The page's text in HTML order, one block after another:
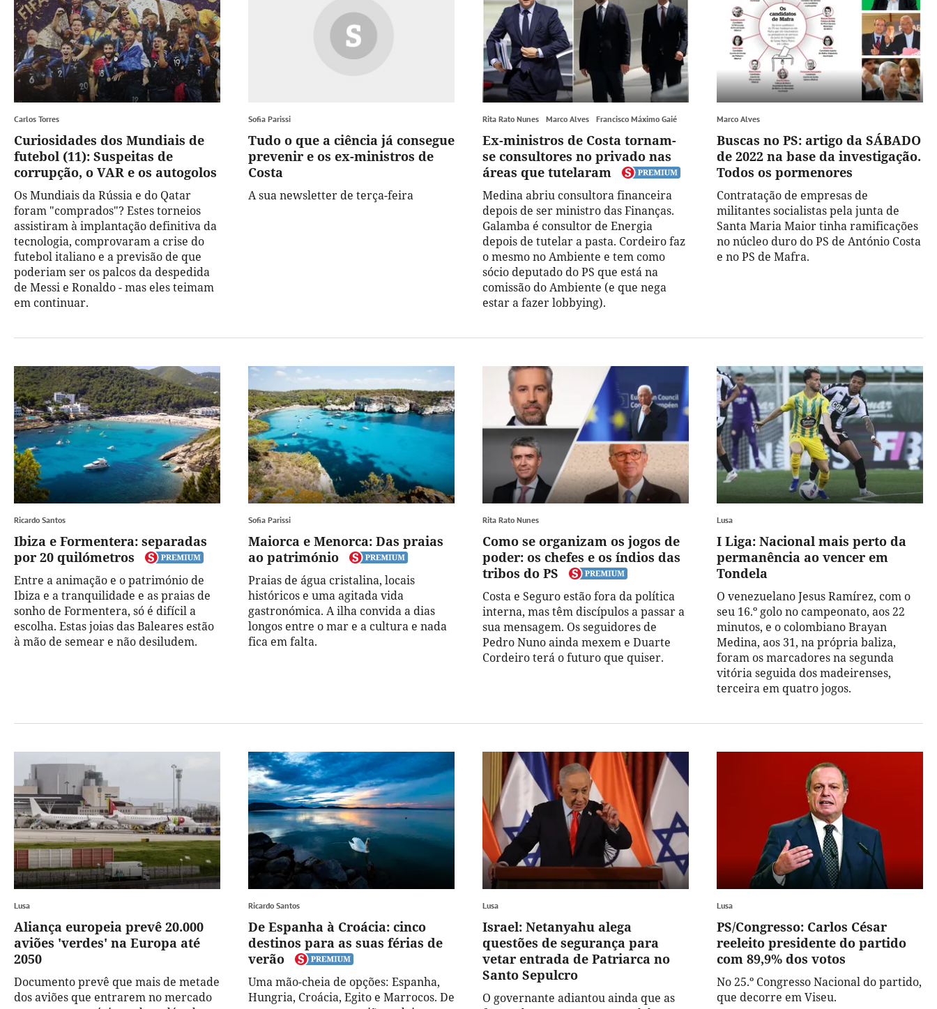
Carlos Torres
Curiosidades dos Mundiais de
futebol (11): Suspeitas de
corrupção, o VAR e os autogolos
Os Mundiais da Rússia e do Qatar
foram "comprados"? Estes torneios
assistiram à implantação definitiva da
tecnologia, comprovaram a crise do
futebol italiano e a previsão de que
poderiam ser os palcos da despedida
de Messi e Ronaldo - mas eles teimam
em continuar.
Sofia Parissi
Tudo o que a ciência já consegue
prevenir e os ex-ministros de
Costa
A sua newsletter de terça-feira
Rita Rato Nunes Marco Alves Francisco Máximo Gaié
Ex-ministros de Costa tornam-
se consultores no privado nas
áreas que tutelaram
Medina abriu consultora financeira
depois de ser ministro das Finanças.
Galamba é consultor de Energia
depois de tutelar a pasta. Cordeiro faz
o mesmo no Ambiente e tem como
sócio deputado do PS que está na
comissão do Ambiente (e que nega
estar a fazer lobbying).
Marco Alves
Buscas no PS: artigo da SÁBADO
de 2022 na base da investigação.
Todos os pormenores
Contratação de empresas de
militantes socialistas pela junta de
Santa Maria Maior tinha ramificações
no núcleo duro do PS de António Costa
e no PS de Mafra.
Ricardo Santos
Ibiza e Formentera: separadas
por 20 quilómetros
Entre a animação e o património de
Ibiza e a tranquilidade e as praias de
sonho de Formentera, só é difícil a
escolha. Estas joias das Baleares estão
à mão de semear e não desiludem.
Sofia Parissi
Maiorca e Menorca: Das praias
ao património
Praias de água cristalina, locais
históricos e uma agitada vida
gastronómica. A ilha convida a dias
longos entre o mar e a cultura e nada
fica em falta.
Rita Rato Nunes
Como se organizam os jogos de
poder: os chefes e os índios das
tribos do PS
Costa e Seguro estão fora da política
interna, mas têm discípulos a passar a
sua mensagem. Os seguidores de
Pedro Nuno ainda mexem e Duarte
Cordeiro terá o futuro que quiser.
Lusa
I Liga: Nacional mais perto da
permanência ao vencer em
Tondela
O venezuelano Jesus Ramírez, com o
seu 16.º golo no campeonato, aos 22
minutos, e o colombiano Brayan
Medina, aos 31, na própria baliza,
foram os marcadores na segunda
vitória seguida dos madeirenses,
terceira em quatro jogos.
Lusa
Aliança europeia prevê 20.000
aviões 'verdes' na Europa até
2050
Documento prevê que mais de metade
dos aviões que entrarem no mercado
Ricardo Santos
De Espanha à Croácia: cinco
destinos para as suas férias de
verão
Uma mão-cheia de opções: Espanha,
Hungria, Croácia, Egito e Marrocos. De
Lusa
Israel: Netanyahu alega
questões de segurança para
vetar entrada de Patriarca no
Santo Sepulcro
O governante adiantou ainda que as
Lusa
PS/Congresso: Carlos César
reeleito presidente do partido
com 89,9% dos votos
No 25.º Congresso Nacional do partido,
que decorre em Viseu.